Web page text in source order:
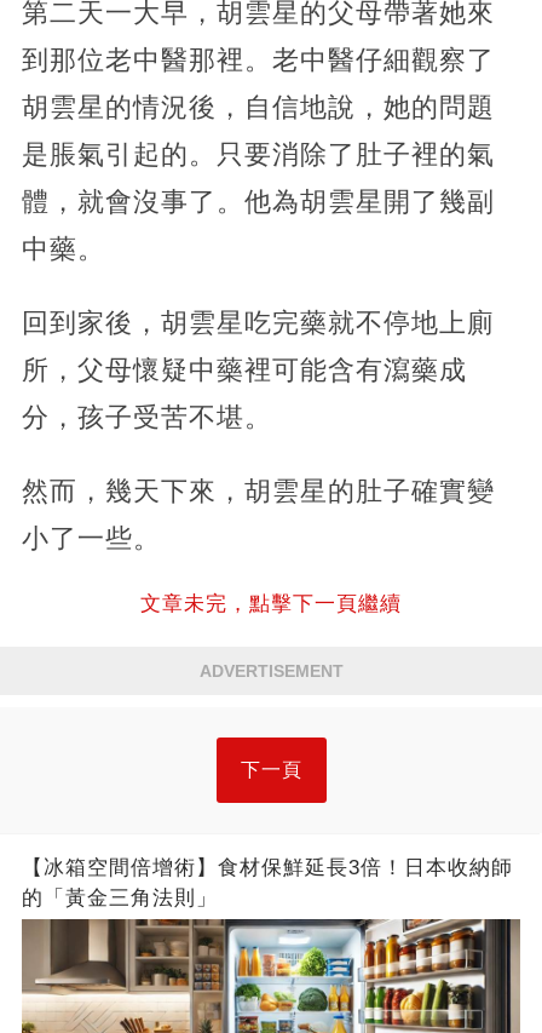
第二天一大早，胡雲星的父母帶著她來
到那位老中醫那裡。老中醫仔細觀察了
胡雲星的情況後，自信地說，她的問題
是脹氣引起的。只要消除了肚子裡的氣
體，就會沒事了。他為胡雲星開了幾副
中藥。
回到家後，胡雲星吃完藥就不停地上廁
所，父母懷疑中藥裡可能含有瀉藥成
分，孩子受苦不堪。
然而，幾天下來，胡雲星的肚子確實變
小了一些。
文章未完，點擊下一頁繼續
ADVERTISEMENT
下一頁
【冰箱空間倍增術】食材保鮮延長3倍！日本收納師
的「黃金三角法則」